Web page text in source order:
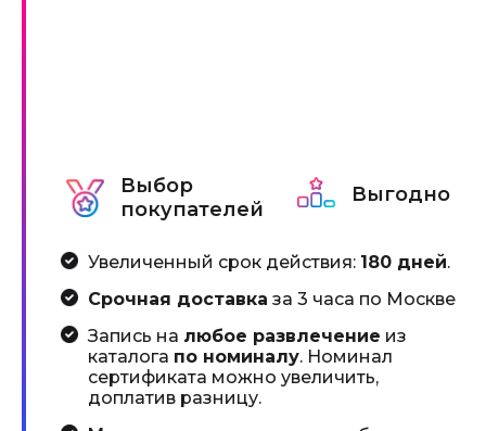
Выбор
покупателей
Выгодно
Увеличенный срок действия: 180 дней.
Срочная доставка за 3 часа по Москве
Запись на любое развлечение из
каталога по номиналу. Номинал
сертификата можно увеличить,
доплатив разницу.